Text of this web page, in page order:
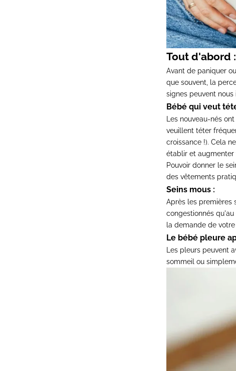
Tout d'abord
Avant de paniquer
que souvent, la
signes peuvent nous
Bébé qui veut
Les nouveau-nés
veuillent téter
croissance !). Cela
établir et augmenter
Pouvoir donner le
des vêtements
Seins mous :
Après les premières
congestionnés
la demande de
Le bébé pleure
Les pleurs peuvent
sommeil ou